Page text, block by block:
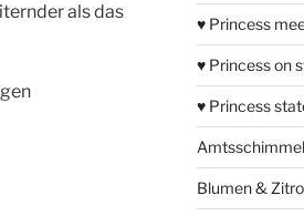
als das
♥ Princess
♥ Princess on
♥ Princess
Amtsschimmel
Blumen &